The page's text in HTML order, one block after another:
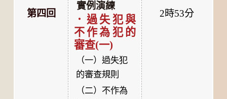
第四回
實例演練
．過失犯與
不作為犯的
審查(一)
（一）過失犯
的審查規則
（二）不作為
2時53分